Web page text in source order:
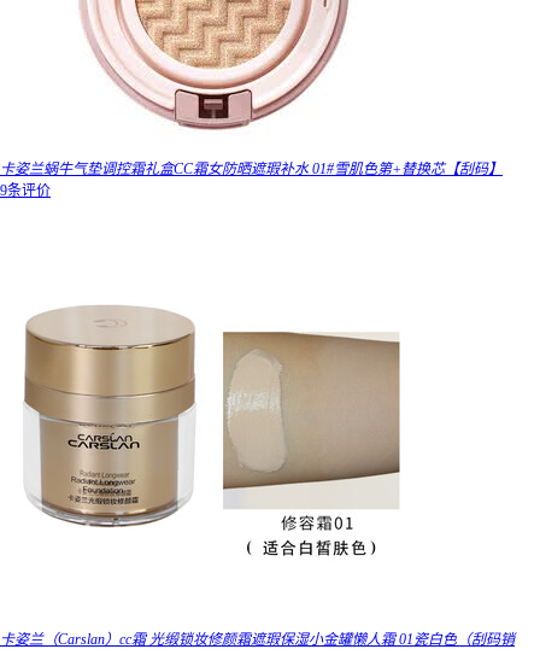
卡姿兰蜗牛气垫调控霜礼盒CC霜女防晒遮瑕补水 01#雪肌色第+替换芯【刮码】
9条评价
卡姿兰（Carslan）cc霜 光缎锁妆修颜霜遮瑕保湿小金罐懒人霜 01瓷白色（刮码销